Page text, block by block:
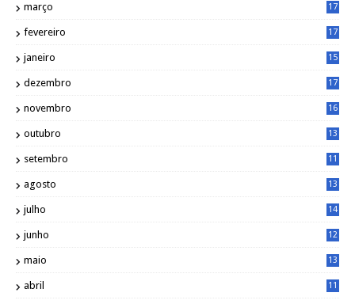
março
17
fevereiro
17
janeiro
15
dezembro
17
novembro
16
outubro
13
setembro
11
agosto
13
julho
14
junho
12
maio
13
abril
11